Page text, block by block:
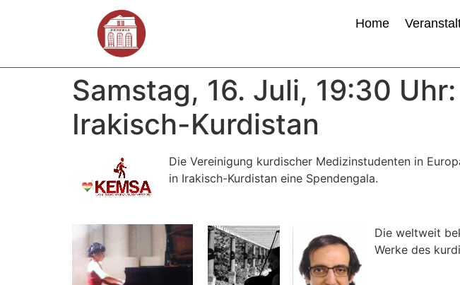
Home
Samstag, 16. Juli, 19:30
Irakisch-Kurdistan
Die Vereinigung kurdischer Medizinstudenten in
in Irakisch-Kurdistan eine Spendengala.
Die weltweit
Werke des